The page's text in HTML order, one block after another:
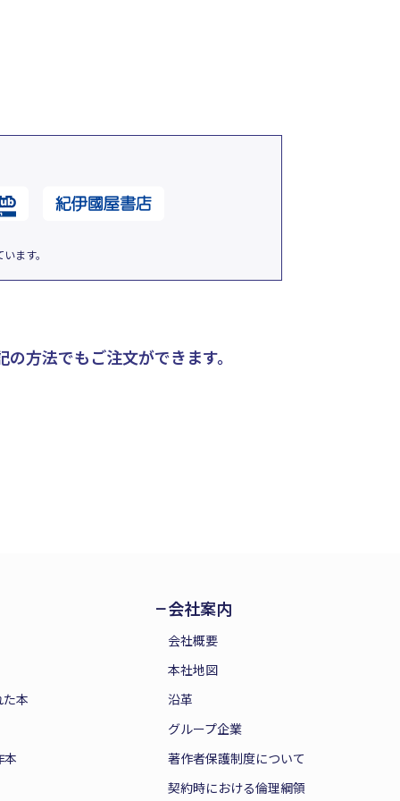
ます。
方法でもご注文ができます。
本
本
会社案内
会社概要
本社地図
沿革
グループ企業
著作者保護制度について
契約時における倫理綱領